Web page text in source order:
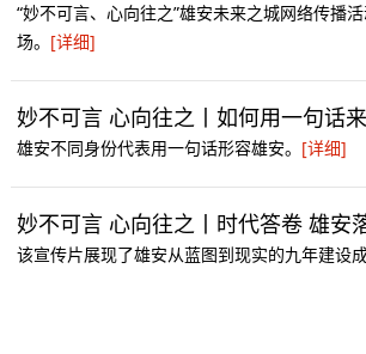
“妙不可言、心向往之”雄安未来之城网络传播
场。 [详细]
妙不可言 心向往之丨如何用一句话来
雄安不同身份代表用一句话形容雄安。 [详细]
妙不可言 心向往之丨时代答卷 雄安
该宣传片展现了雄安从蓝图到现实的九年建设成